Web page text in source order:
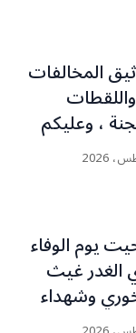
المخالفات
، وعليكم
آرائكم
(جورج
يوم الوفاء
الغدر غيث
وشهداء
البلدة..